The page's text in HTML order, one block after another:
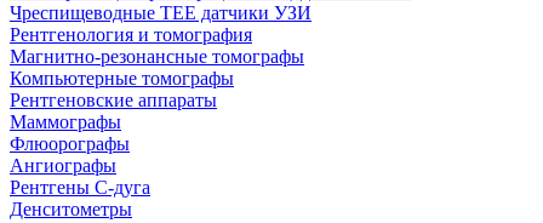
Чреспищеводные TEE датчики УЗИ
Рентгенология и томография
Магнитно-резонансные томографы
Компьютерные томографы
Рентгеновские аппараты
Маммографы
Флюорографы
Ангиографы
Рентгены С-дуга
Денситометры